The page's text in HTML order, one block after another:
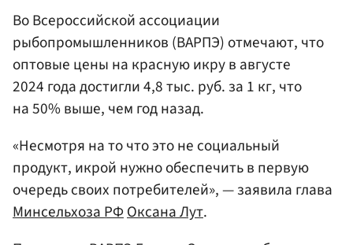
Во Всероссийской ассоциации
рыбопромышленников (ВАРПЭ) отмечают, что
оптовые цены на красную икру в августе
2024 года достигли 4,8 тыс. руб. за 1 кг, что
на 50% выше, чем год назад.
«Несмотря на то что это не социальный
продукт, икрой нужно обеспечить в первую
очередь своих потребителей», — заявила глава
Минсельхоза РФОксана Лут.